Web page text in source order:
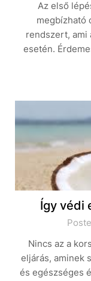
Az első
megbízható
rendszert, ami
esetén.
Így védi
Nincs az a
eljárás, aminek
és egészséges